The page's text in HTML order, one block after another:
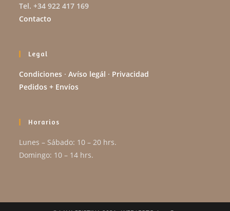
Tel. +34 922 417 169
Contacto
Legal
Condiciones ·Avíso legál · Privacidad
Pedidos + Envíos
Horarios
Lunes – Sábado: 10 – 20 hrs.
Domingo: 10 – 14 hrs.